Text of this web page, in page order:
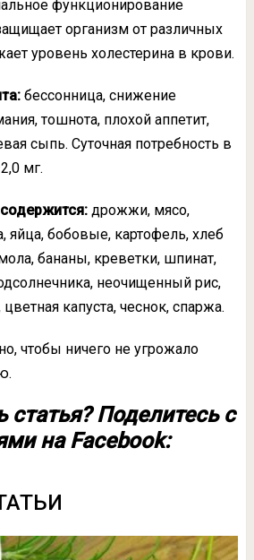
функционирование
организм от различных
уровень холестерина в крови.
бессонница, снижение
тошнота, плохой аппетит,
сыпь. Суточная потребность в
мг.
дрожжи, мясо,
яйца, бобовые, картофель, хлеб
бананы, креветки, шпинат,
неочищенный рис,
капуста, чеснок, спаржа.
чтобы ничего не угрожало
статья? Поделитесь с
на Facebook: